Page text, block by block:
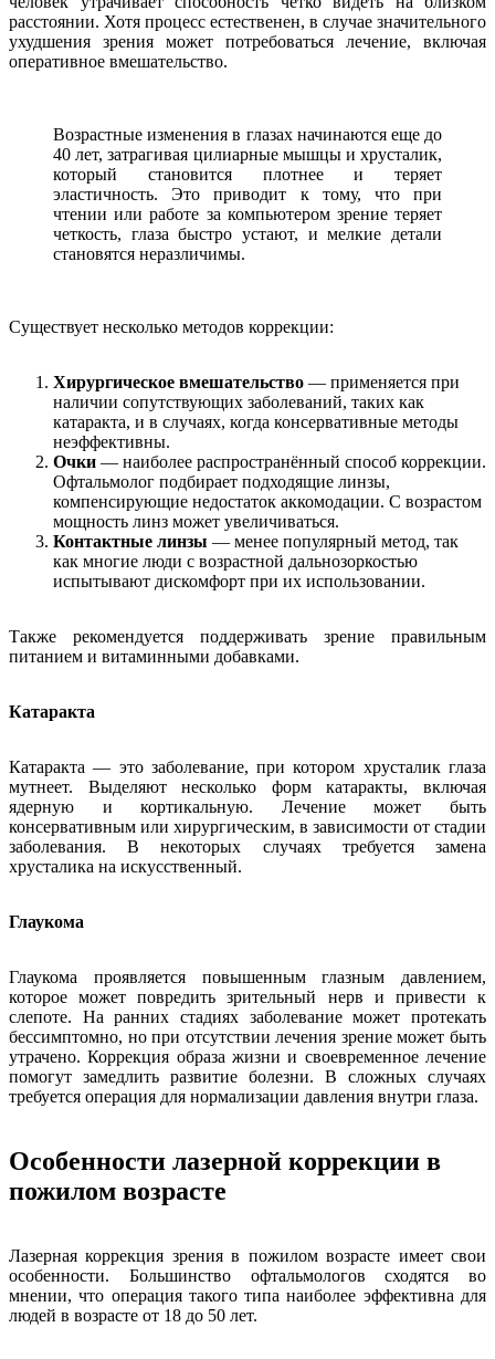
расстоянии. Хотя процесс естественен, в случае значительного
ухудшения зрения может потребоваться лечение, включая
оперативное вмешательство.
Возрастные изменения в глазах начинаются еще до
40 лет, затрагивая цилиарные мышцы и хрусталик,
который становится плотнее и теряет
эластичность. Это приводит к тому, что при
чтении или работе за компьютером зрение теряет
четкость, глаза быстро устают, и мелкие детали
становятся неразличимы.
Существует несколько методов коррекции:
Хирургическое вмешательство — применяется при
наличии сопутствующих заболеваний, таких как
катаракта, и в случаях, когда консервативные методы
неэффективны.
Очки — наиболее распространённый способ коррекции.
Офтальмолог подбирает подходящие линзы,
компенсирующие недостаток аккомодации. С возрастом
мощность линз может увеличиваться.
Контактные линзы — менее популярный метод, так
как многие люди с возрастной дальнозоркостью
испытывают дискомфорт при их использовании.
Также рекомендуется поддерживать зрение правильным
питанием и витаминными добавками.
Катаракта
Катаракта — это заболевание, при котором хрусталик глаза
мутнеет. Выделяют несколько форм катаракты, включая
ядерную и кортикальную. Лечение может быть
консервативным или хирургическим, в зависимости от стадии
заболевания. В некоторых случаях требуется замена
хрусталика на искусственный.
Глаукома
Глаукома проявляется повышенным глазным давлением,
которое может повредить зрительный нерв и привести к
слепоте. На ранних стадиях заболевание может протекать
бессимптомно, но при отсутствии лечения зрение может быть
утрачено. Коррекция образа жизни и своевременное лечение
помогут замедлить развитие болезни. В сложных случаях
требуется операция для нормализации давления внутри глаза.
Особенности лазерной коррекции в
пожилом возрасте
Лазерная коррекция зрения в пожилом возрасте имеет свои
особенности. Большинство офтальмологов сходятся во
мнении, что операция такого типа наиболее эффективна для
людей в возрасте от 18 до 50 лет.